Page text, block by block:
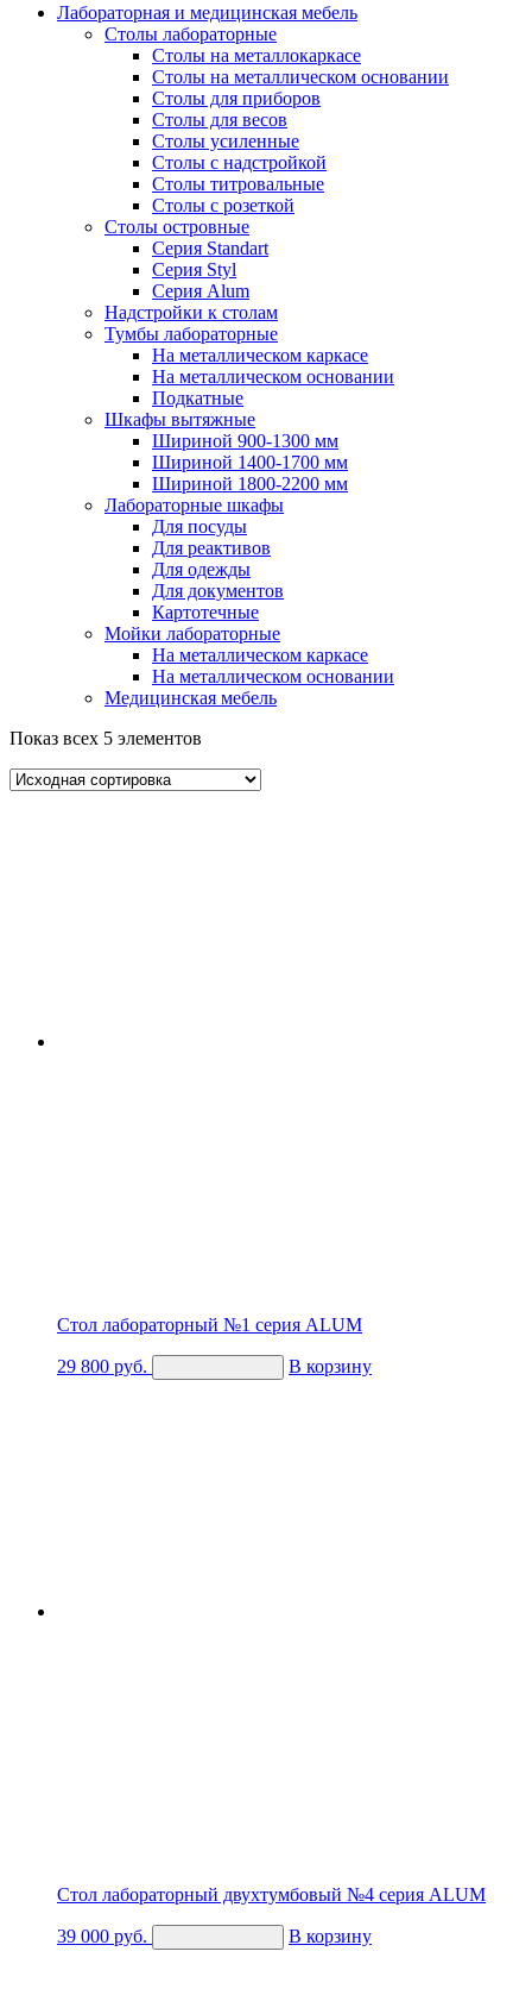
Лабораторная и медицинская мебель
Столы лабораторные
Столы на металлокаркасе
Столы на металлическом основании
Столы для приборов
Столы для весов
Столы усиленные
Столы с надстройкой
Столы титровальные
Столы с розеткой
Столы островные
Серия Standart
Серия Styl
Серия Alum
Надстройки к столам
Тумбы лабораторные
На металлическом каркасе
На металлическом основании
Подкатные
Шкафы вытяжные
Шириной 900-1300 мм
Шириной 1400-1700 мм
Шириной 1800-2200 мм
Лабораторные шкафы
Для посуды
Для реактивов
Для одежды
Для документов
Картотечные
Мойки лабораторные
На металлическом каркасе
На металлическом основании
Медицинская мебель
Показ всех 5 элементов
Стол лабораторный №1 серия ALUM
29 800 руб. В корзину
Стол лабораторный двухтумбовый №4 серия ALUM
39 000 руб. В корзину